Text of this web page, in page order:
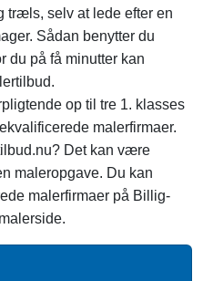
træls, selv at lede efter en
Sådan benytter du
du på få minutter kan
op til tre 1. klasses
malerfirmaer.
Det kan være
maleropgave. Du kan
malerfirmaer på Billig-